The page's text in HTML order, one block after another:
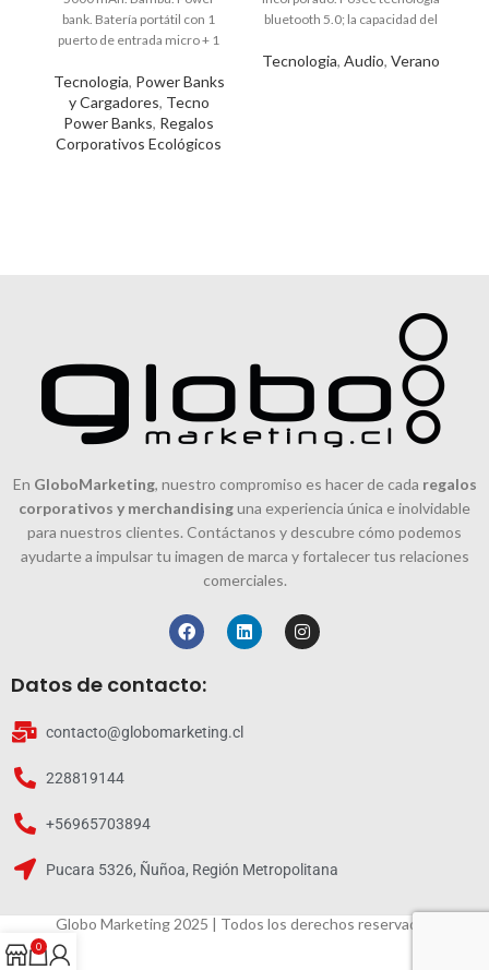
Tecnologia, Power Banks
y Cargadores, Tecno
Power Banks, Regalos
Corporativos Ecológicos
bank. Batería portátil con 1
puerto de entrada micro + 1
Entrada y salida: 5V/2A.
Indicador de potencia de 4
leds. Cable de carga USB tipo C
de 30cm de largo en color
Tecnologia, Audio, Verano
bluetooth 5.0; la capacidad del
En GloboMarketing, nuestro compromiso es hacer de cada regalos
corporativos y merchandisinguna experiencia única e inolvidable
para nuestros clientes. Contáctanos y descubre cómo podemos
ayudarte a impulsar tu imagen de marca y fortalecer tus relaciones
comerciales.
Datos de contacto:
contacto@globomarketing.cl
228819144
+56965703894
Pucara 5326, Ñuñoa, Región Metropolitana
Globo Marketing 2025 | Todos los derechos reservados
0